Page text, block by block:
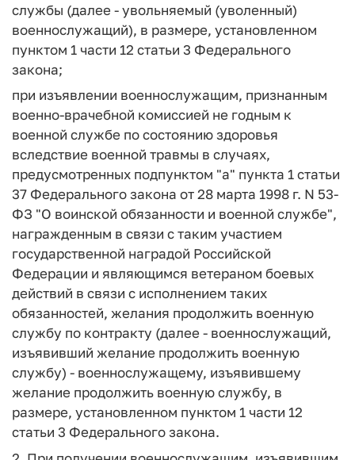
службы (далее - увольняемый (уволенный)
военнослужащий), в размере, установленном
пунктом 1 части 12 статьи 3 Федерального
закона;
при изъявлении военнослужащим, признанным
военно-врачебной комиссией не годным к
военной службе по состоянию здоровья
вследствие военной травмы в случаях,
предусмотренных подпунктом "а" пункта 1 статьи
37 Федерального закона от 28 марта 1998 г. N 53-
ФЗ "О воинской обязанности и военной службе",
награжденным в связи с таким участием
государственной наградой Российской
Федерации и являющимся ветераном боевых
действий в связи с исполнением таких
обязанностей, желания продолжить военную
службу по контракту (далее - военнослужащий,
изъявивший желание продолжить военную
службу) - военнослужащему, изъявившему
желание продолжить военную службу, в
размере, установленном пунктом 1 части 12
статьи 3 Федерального закона.